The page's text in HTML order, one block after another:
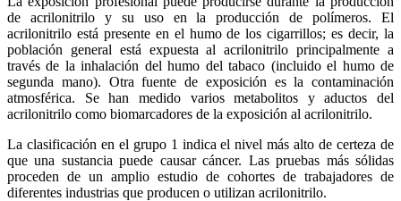
de acrilonitrilo y su uso en la producción de polímeros. El
acrilonitrilo está presente en el humo de los cigarrillos; es decir, la
población general está expuesta al acrilonitrilo principalmente a
través de la inhalación del humo del tabaco (incluido el humo de
segunda mano). Otra fuente de exposición es la contaminación
atmosférica. Se han medido varios metabolitos y aductos del
acrilonitrilo como biomarcadores de la exposición al acrilonitrilo.
La clasificación en el grupo 1 indica el nivel más alto de certeza de
que una sustancia puede causar cáncer. Las pruebas más sólidas
proceden de un amplio estudio de cohortes de trabajadores de
diferentes industrias que producen o utilizan acrilonitrilo.